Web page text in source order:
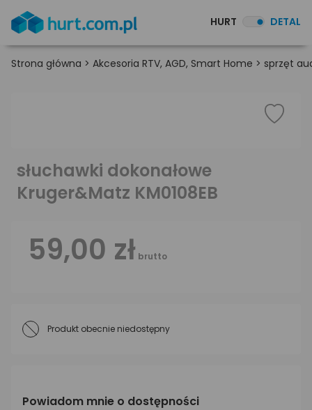
HURT DETAL
Strona główna > Akcesoria RTV, AGD, Smart Home > sprzęt
słuchawki dokonałowe
Kruger&Matz KM0108EB
59,00 zł brutto
Produkt obecnie niedostępny
Powiadom mnie o dostępności